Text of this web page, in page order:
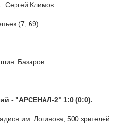
Сергей Климов.
(7, 69)
Базаров.
- "АРСЕНАЛ-2" 1:0 (0:0).
им. Логинова, 500 зрителей.